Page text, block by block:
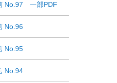
No.97 一部PDF
No.96
No.95
No.94